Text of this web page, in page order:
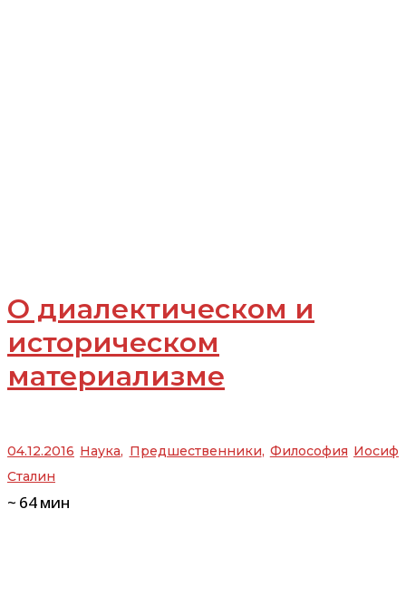
О диалектическом и
историческом
материализме
04.12.2016 Наука, Предшественники, Философия Иосиф
Сталин
~ 64мин